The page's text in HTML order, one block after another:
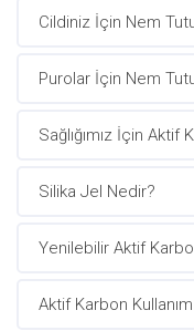
Cildiniz İçin Nem
Purolar İçin Nem
Sağlığımız İçin Aktif
Silika Jel Nedir?
Yenilebilir Aktif
Aktif Karbon